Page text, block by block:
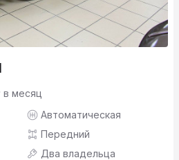
в месяц
Автоматическая
Передний
Два владельца